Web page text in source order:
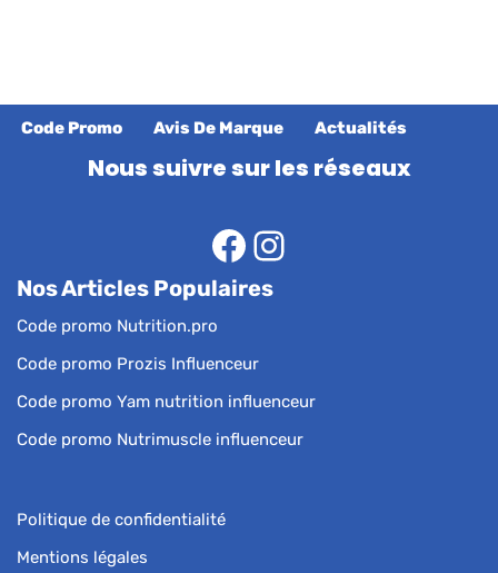
Code Promo Avis De Marque Actualités
Nous suivre sur les réseaux
Nos Articles Populaires
Code promo Nutrition.pro
Code promo Prozis Influenceur
Code promo Yam nutrition influenceur
Code promo Nutrimuscle influenceur
Politique de confidentialité
Mentions légales